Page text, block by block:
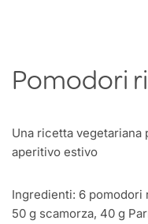
Pomodori
Una ricetta
aperitivo estivo
Ingredienti: 6 pomodori
50 g scamorza, 40 g